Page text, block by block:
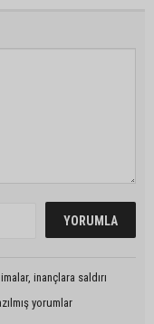
inançlara saldırı
yorumlar